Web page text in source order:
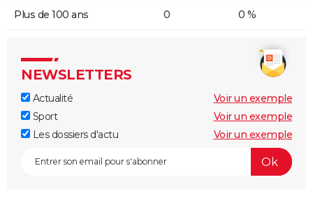
Plus de 100 ans 0 0 %
NEWSLETTERS
Actualité
Voir un exemple
Sport
Voir un exemple
Les dossiers d'actu
Voir un exemple